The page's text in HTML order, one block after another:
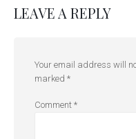
LEAVE A REPLY
Your email address will
marked *
Comment *